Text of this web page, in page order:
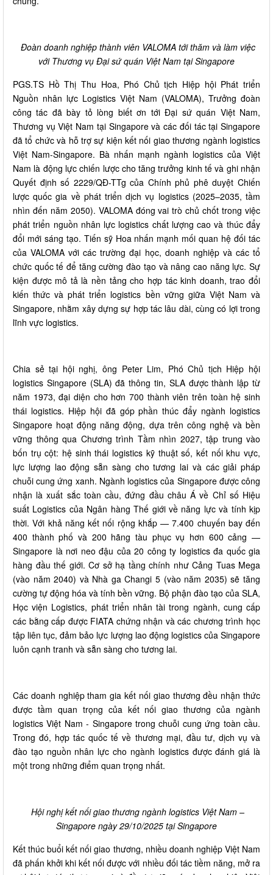
Đoàn doanh nghiệp thành viên VALOMA tới thăm và làm việc
với Thương vụ Đại sứ quán Việt Nam tại Singapore
PGS.TS Hồ Thị Thu Hoa, Phó Chủ tịch Hiệp hội Phát triển
Nguồn nhân lực Logistics Việt Nam (VALOMA), Trưởng đoàn
công tác đã bày tỏ lòng biết ơn tới Đại sứ quán Việt Nam,
Thương vụ Việt Nam tại Singapore và các đối tác tại Singapore
đã tổ chức và hỗ trợ sự kiện kết nối giao thương ngành logistics
Việt Nam-Singapore. Bà nhấn mạnh ngành logistics của Việt
Nam là động lực chiến lược cho tăng trưởng kinh tế và ghi nhận
Quyết định số 2229/QĐ-TTg của Chính phủ phê duyệt Chiến
lược quốc gia về phát triển dịch vụ logistics (2025–2035, tầm
nhìn đến năm 2050). VALOMA đóng vai trò chủ chốt trong việc
phát triển nguồn nhân lực logistics chất lượng cao và thúc đẩy
đổi mới sáng tạo. Tiến sỹ Hoa nhấn mạnh mối quan hệ đối tác
của VALOMA với các trường đại học, doanh nghiệp và các tổ
chức quốc tế để tăng cường đào tạo và nâng cao năng lực. Sự
kiện được mô tả là nền tảng cho hợp tác kinh doanh, trao đổi
kiến ​​thức và phát triển logistics bền vững giữa Việt Nam và
Singapore, nhằm xây dựng sự hợp tác lâu dài, cùng có lợi trong
lĩnh vực logistics.
Chia sẻ tại hội nghị, ông Peter Lim, Phó Chủ tịch Hiệp hội
logistics Singapore (SLA) đã thông tin, SLA được thành lập từ
năm 1973, đại diện cho hơn 700 thành viên trên toàn hệ sinh
thái logistics. Hiệp hội đã góp phần thúc đẩy ngành logistics
Singapore hoạt động năng động, dựa trên công nghệ và bền
vững thông qua Chương trình Tầm nhìn 2027, tập trung vào
bốn trụ cột: hệ sinh thái logistics kỹ thuật số, kết nối khu vực,
lực lượng lao động sẵn sàng cho tương lai và các giải pháp
chuỗi cung ứng xanh. Ngành logistics của Singapore được công
nhận là xuất sắc toàn cầu, đứng đầu châu Á về Chỉ số Hiệu
suất Logistics của Ngân hàng Thế giới về năng lực và tính kịp
thời. Với khả năng kết nối rộng khắp — 7.400 chuyến bay đến
400 thành phố và 200 hãng tàu phục vụ hơn 600 cảng —
Singapore là nơi neo đậu của 20 công ty logistics đa quốc gia
hàng đầu thế giới. Cơ sở hạ tầng chính như Cảng Tuas Mega
(vào năm 2040) và Nhà ga Changi 5 (vào năm 2035) sẽ tăng
cường tự động hóa và tính bền vững. Bộ phận đào tạo của SLA,
Học viện Logistics, phát triển nhân tài trong ngành, cung cấp
các bằng cấp được FIATA chứng nhận và các chương trình học
tập liên tục, đảm bảo lực lượng lao động logistics của Singapore
luôn cạnh tranh và sẵn sàng cho tương lai.
Các doanh nghiệp tham gia kết nối giao thương đều nhận thức
được tầm quan trọng của kết nối giao thương của ngành
logistics Việt Nam - Singapore trong chuỗi cung ứng toàn cầu.
Trong đó, hợp tác quốc tế về thương mại, đầu tư, dịch vụ và
đào tạo nguồn nhân lực cho ngành logistics được đánh giá là
một trong những điểm quan trọng nhất.
Hội nghị kết nối giao thương ngành logistics Việt Nam –
Singapore ngày 29/10/2025 tại Singapore
Kết thúc buổi kết nối giao thương, nhiều doanh nghiệp Việt Nam
đã phấn khởi khi kết nối được với nhiều đối tác tiềm năng, mở ra